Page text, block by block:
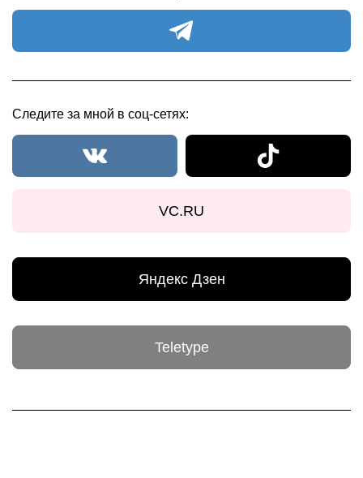
Следите за мной в соц-сетях:
VC.RU
Яндекс Дзен
Teletype